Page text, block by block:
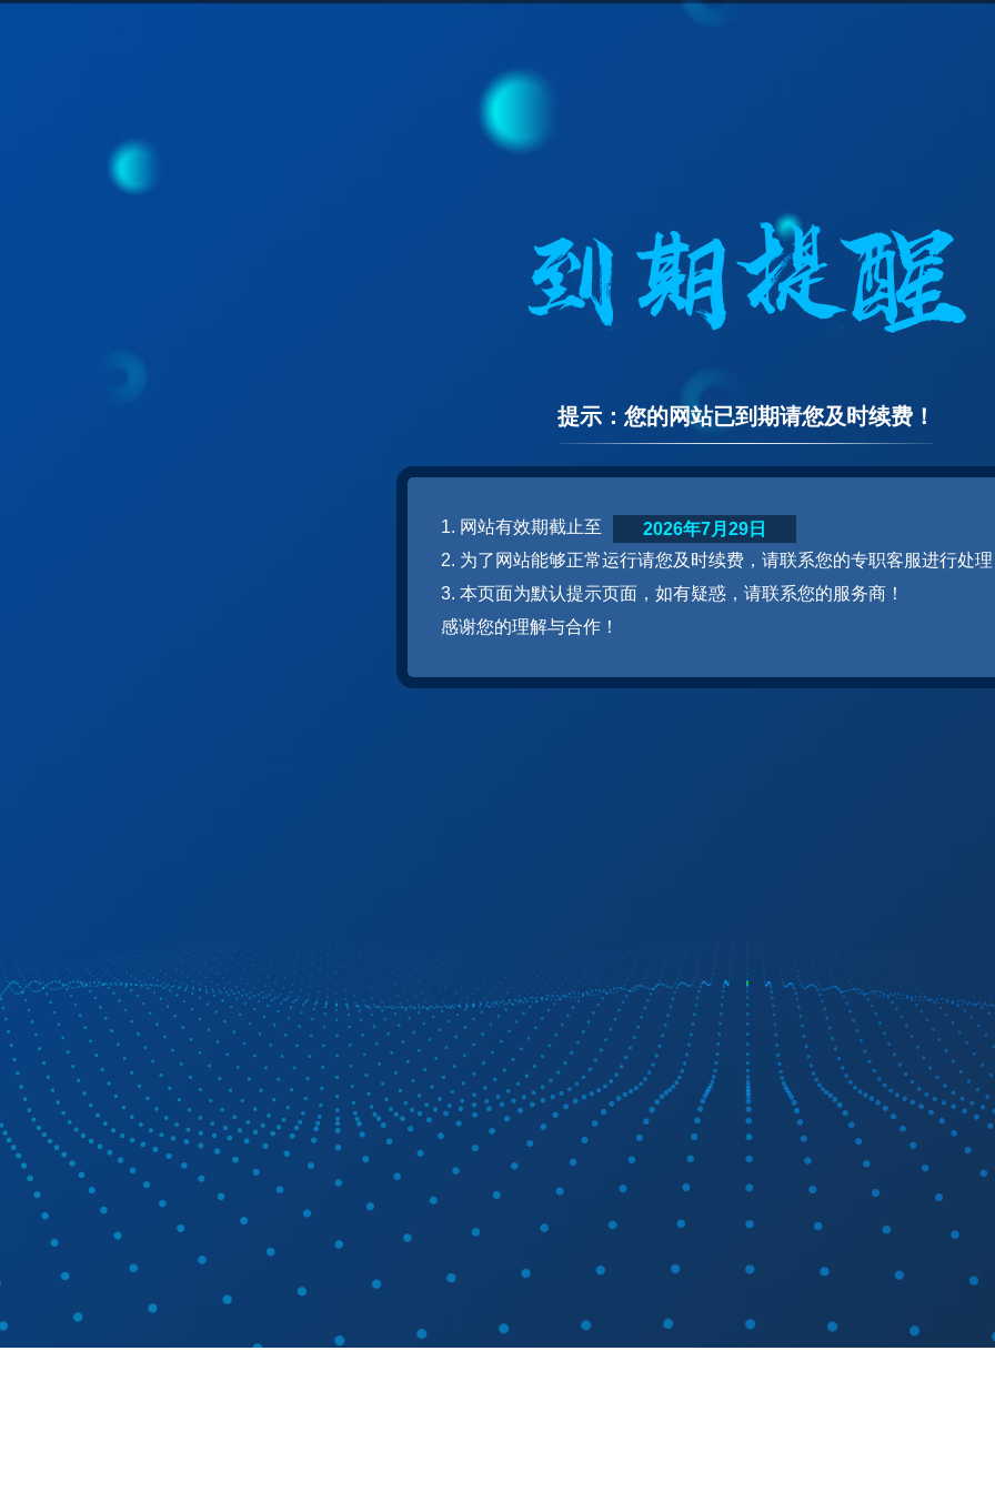
提示：您的网站已到期请您及时续费！
1. 网站有效期截止至
2. 为了网站能够正常运行请您及时续费，请联系您的专职客服进行处
3. 本页面为默认提示页面，如有疑惑，请联系您的服务商！
感谢您的理解与合作！
2026年7月29日